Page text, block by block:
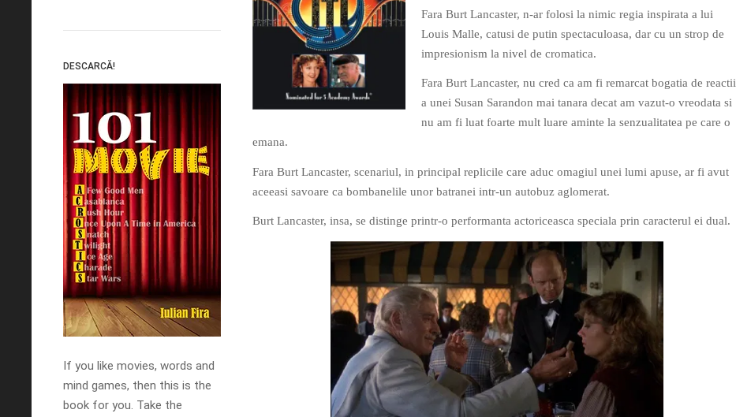
DESCARCĂ!
If you like movies, words and
mind games, then this is the
book for you. Take the
Fara Burt Lancaster, n-ar folosi la nimic regia inspirata a lui
Louis Malle, catusi de putin spectaculoasa, dar cu un strop de
impresionism la nivel de cromatica.
Fara Burt Lancaster, nu cred ca am fi remarcat bogatia de reactii
a unei Susan Sarandon mai tanara decat am vazut-o vreodata si
nu am fi luat foarte mult luare aminte la senzualitatea pe care o
emana.
Fara Burt Lancaster, scenariul, in principal replicile care aduc omagiul unei lumi apuse, ar fi avut
aceeasi savoare ca bombanelile unor batranei intr-un autobuz aglomerat.
Burt Lancaster, insa, se distinge printr-o performanta actoriceasca speciala prin caracterul ei dual.